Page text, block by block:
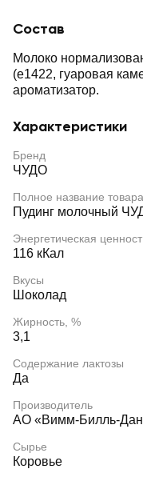
Состав
Молоко
(е1422, гуаровая
ароматизатор.
Характеристики
Бренд
ЧУДО
Полное название
Пудинг молочный
Энергетическая
116 кКал
Вкусы
Шоколад
Жирность, %
3,1
Содержание лактозы
Да
Производитель
АО «Вимм-Билль-
Сырье
Коровье